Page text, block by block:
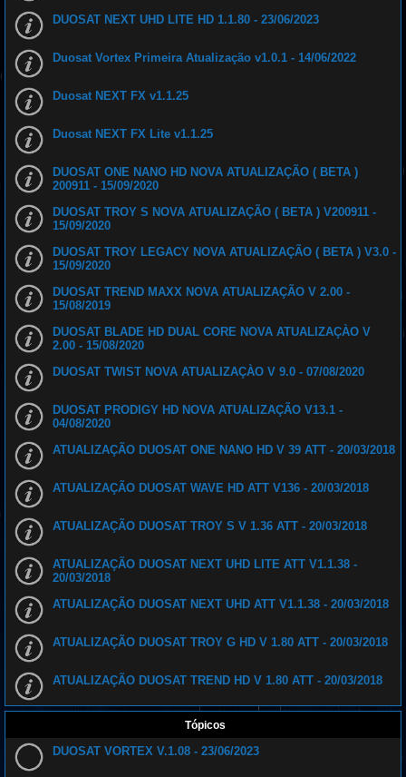
DUOSAT NEXT UHD LITE HD 1.1.80 - 23/06/2023
Duosat Vortex Primeira Atualização v1.0.1 - 14/06/2022
Duosat NEXT FX v1.1.25
Duosat NEXT FX Lite v1.1.25
DUOSAT ONE NANO HD NOVA ATUALIZAÇÃO ( BETA )
200911 - 15/09/2020
DUOSAT TROY S NOVA ATUALIZAÇÃO ( BETA ) V200911 -
15/09/2020
DUOSAT TROY LEGACY NOVA ATUALIZAÇÃO ( BETA ) V3.0 -
15/09/2020
DUOSAT TREND MAXX NOVA ATUALIZAÇÃO V 2.00 -
15/08/2019
DUOSAT BLADE HD DUAL CORE NOVA ATUALIZAÇÀO V
2.00 - 15/08/2020
DUOSAT TWIST NOVA ATUALIZAÇÀO V 9.0 - 07/08/2020
DUOSAT PRODIGY HD NOVA ATUALIZAÇÃO V13.1 -
04/08/2020
ATUALIZAÇÃO DUOSAT ONE NANO HD V 39 ATT - 20/03/2018
ATUALIZAÇÃO DUOSAT WAVE HD ATT V136 - 20/03/2018
ATUALIZAÇÃO DUOSAT TROY S V 1.36 ATT - 20/03/2018
ATUALIZAÇÃO DUOSAT NEXT UHD LITE ATT V1.1.38 -
20/03/2018
ATUALIZAÇÃO DUOSAT NEXT UHD ATT V1.1.38 - 20/03/2018
ATUALIZAÇÃO DUOSAT TROY G HD V 1.80 ATT - 20/03/2018
ATUALIZAÇÃO DUOSAT TREND HD V 1.80 ATT - 20/03/2018
Tópicos
DUOSAT VORTEX V.1.08 - 23/06/2023